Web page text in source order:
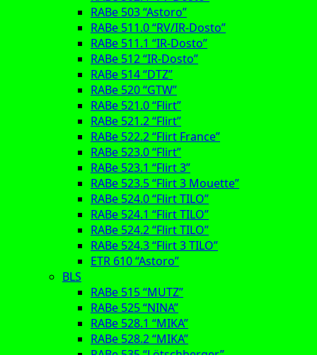
RABe 503 “Astoro”
RABe 511.0 “RV/IR-Dosto”
RABe 511.1 “IR-Dosto”
RABe 512 “IR-Dosto”
RABe 514 “DTZ”
RABe 520 “GTW”
RABe 521.0 “Flirt”
RABe 521.2 “Flirt”
RABe 522.2 “Flirt France”
RABe 523.0 “Flirt”
RABe 523.1 “Flirt 3”
RABe 523.5 “Flirt 3 Mouette”
RABe 524.0 “Flirt TILO”
RABe 524.1 “Flirt TILO”
RABe 524.2 “Flirt TILO”
RABe 524.3 “Flirt 3 TILO”
ETR 610 “Astoro”
BLS
RABe 515 “MUTZ”
RABe 525 “NINA”
RABe 528.1 “MIKA”
RABe 528.2 “MIKA”